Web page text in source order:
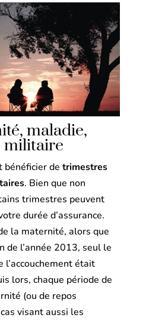
maladie,
militaire
bénéficier de trimestres
. Bien que non
trimestres peuvent
durée d’assurance.
la maternité, alors que
de l’année 2013, seul le
l’accouchement était
lors, chaque période de
(ou de repos
visant aussi les